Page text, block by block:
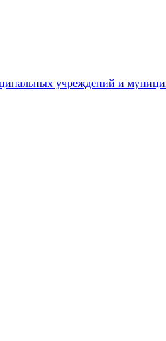
учреждений и